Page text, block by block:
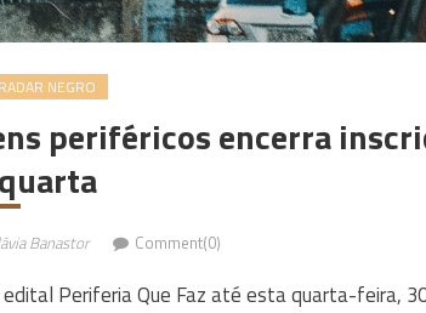
RADAR NEGRO
periféricos encerra
Banastor Comment(0)
Periferia Que Faz até esta quarta-feira,